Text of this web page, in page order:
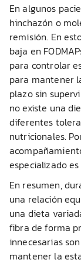
En algunos
hinchazón o
remisión. En
baja en
para controlar
para mantener
plazo sin
no existe una
diferentes
nutricionales.
especializado
En resumen,
una relación
una dieta
fibra de forma
innecesarias
mantener la